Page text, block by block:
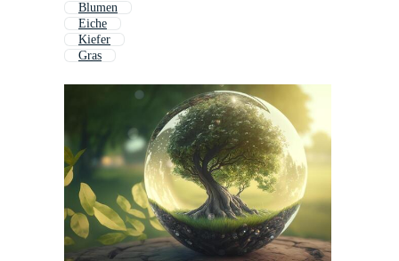
Blumen
Eiche
Kiefer
Gras